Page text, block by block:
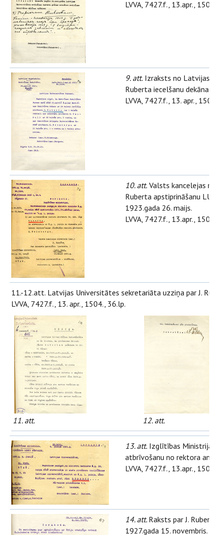
LVVA, 7427.f., 13.apr.,
9. att. Izraksts no Latvijas
Ruberta iecelšanu dekāna
LVVA, 7427.f., 13. apr.,
10. att. Valsts kancelejas
Ruberta apstiprināšanu LU
1923.gada 26. maijs.
LVVA, 7427.f., 13.apr.,
11.-12.att. Latvijas Universitātes sekretariāta uzziņa par J.
LVVA, 7427.f., 13. apr., 1504., 36.lp.
11. att. 12. att.
13. att. Izglītības Ministrijas
atbrīvošanu no rektora
LVVA, 7427.f., 13.apr.,
14. att. Raksts par J.
1927.gada 15. novembris.